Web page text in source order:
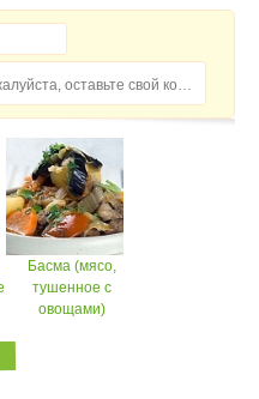
Домохозяйка, пожалуйста, оставьте свой комментарий...
Басма (мясо,
тушенное с
овощами)